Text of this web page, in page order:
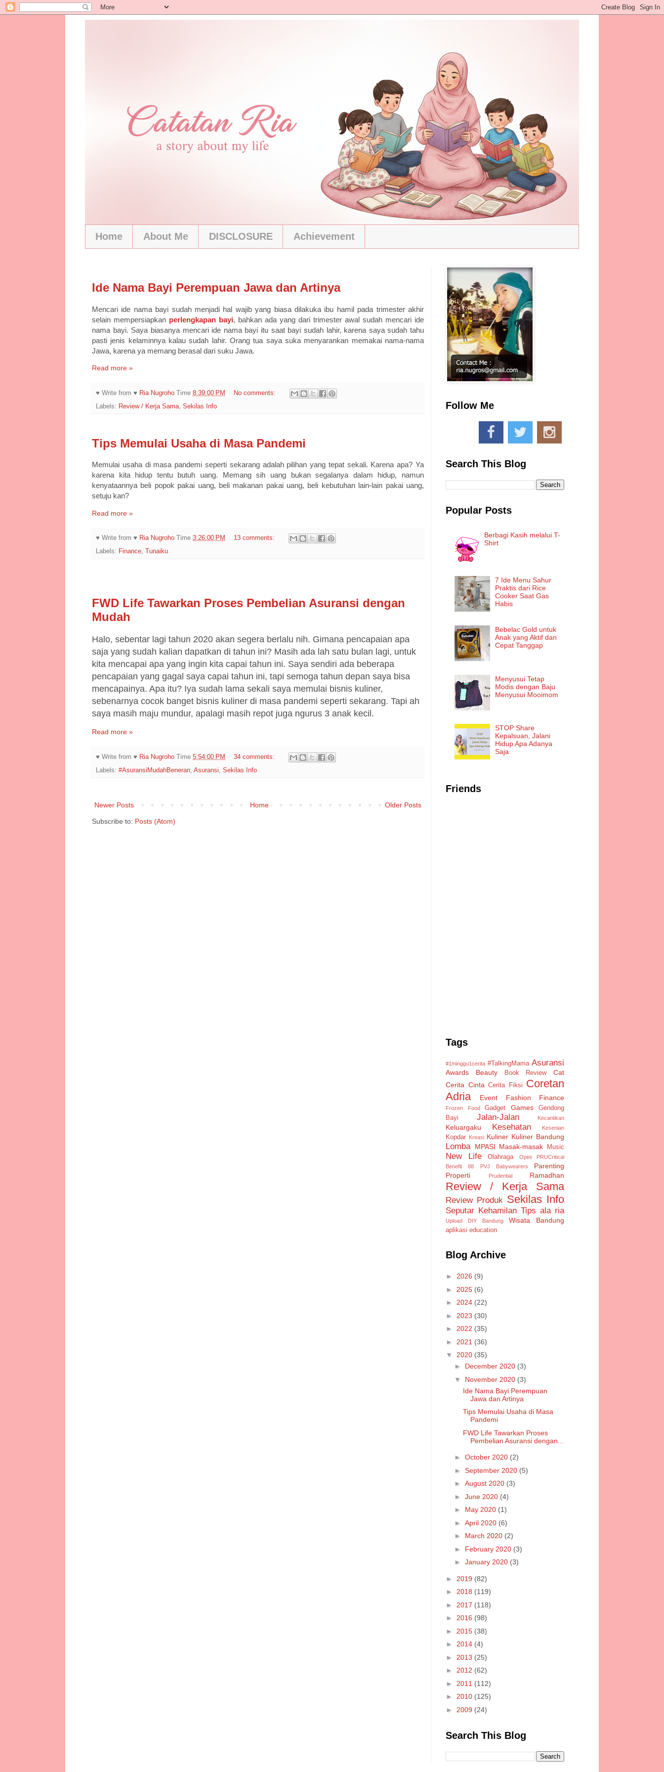
Home About Me DISCLOSURE Achievement
Ide Nama Bayi Perempuan Jawa dan Artinya
Mencari ide nama bayi sudah menjadi hal wajib yang biasa dilakuka ibu hamil pada trimester akhir
selain mempersiapkan perlengkapan bayi, bahkan ada yang dari trimester awal sudah mencari ide
nama bayi. Saya biasanya mencari ide nama bayi itu saat bayi sudah lahir, karena saya sudah tahu
pasti jenis kelaminnya kalau sudah lahir. Orang tua saya suka menyarankan memakai nama-nama
Jawa, karena ya memang berasal dari suku Jawa.
Read more »
♥ Write from ♥ Ria Nugroho Time 8:39:00 PM
No comments:
Labels: Review / Kerja Sama Sekilas Info
Tips Memulai Usaha di Masa Pandemi
Memulai usaha di masa pandemi seperti sekarang adalah pilihan yang tepat sekali. Karena apa? Ya
karena kita hidup tentu butuh uang. Memang sih uang bukan segalanya dalam hidup, namun
kenyataannya beli popok pakai uang, beli makanan pakai uang, beli kebutuhan lain-lain pakai uang,
setuju kan?
Read more »
♥ Write from ♥ Ria Nugroho Time 3:26:00 PM
13 comments:
Labels: Finance, Tunaiku
FWD Life Tawarkan Proses Pembelian Asuransi dengan
Mudah
Halo, sebentar lagi tahun 2020 akan segera berlalu nih. Gimana pencapaian apa
saja yang sudah kalian dapatkan di tahun ini? Masih ada lah satu bulan lagi, untuk
kita mencapai apa yang ingin kita capai tahun ini. Saya sendiri ada beberapa
pencapaian yang gagal saya capai tahun ini, tapi semoga tahun depan saya bisa
mencapainya. Apa itu? Iya sudah lama sekali saya memulai bisnis kuliner,
sebenarnya cocok banget bisnis kuliner di masa pandemi seperti sekarang. Tapi ah
saya masih maju mundur, apalagi masih repot juga ngurus 3 anak kecil.
Read more »
♥ Write from ♥ Ria Nugroho Time 5:54:00 PM
34 comments:
Labels: #AsuransiMudahBeneran Asuransi Sekilas Info
Newer Posts Older Posts
Home
Subscribe to: Posts (Atom)
Follow Me
Search This Blog
Popular Posts
Berbagi Kasih melalui T-
Shirt
7 Ide Menu Sahur
Praktis dari Rice
Cooker Saat Gas
Habis
Bebelac Gold untuk
Anak yang Aktif dan
Cepat Tanggap
Menyusui Tetap
Modis dengan Baju
Menyusui Mooimom
STOP Share
Kepalsuan, Jalani
Hidup Apa Adanya
Saja
Friends
Tags
#1minggu1cerita #TalkingMama Asuransi
Awards Beauty Book Review
Cat
Cerita Cinta Cerita Fiksi
Coretan
Adria
Event Fashion Finance
Frozen Food Gadget Games
Gendong
Bayi
Jalan-Jalan Kecantikan
Keluargaku Kesehatan Kesenian
Kopdar Kreasi Kuliner Kuliner Bandung
Lomba MPASI Masak-masak Music
New Life Olahraga Opini
PRUCritical
Benefit 88
PVJ Babywearers
Parenting
Properti
Prudential Ramadhan
Review / Kerja Sama
Review Produk Sekilas Info
Seputar Kehamilan Tips ala ria
Upload DIY Bandung Wisata Bandung
aplikasi education
Blog Archive
► 2026 (9)
► 2025 (6)
► 2024 (22)
► 2023 (30)
► 2022 (35)
► 2021 (36)
▼ 2020 (35)
► December 2020 (3)
▼ November 2020 (3)
Ide Nama Bayi Perempuan
Jawa dan Artinya
Tips Memulai Usaha di Masa
Pandemi
FWD Life Tawarkan Proses
Pembelian Asuransi dengan...
► October 2020 (2)
► September 2020 (5)
► August 2020 (3)
► June 2020 (4)
► May 2020 (1)
► April 2020 (6)
► March 2020 (2)
► February 2020 (3)
► January 2020 (3)
► 2019 (82)
► 2018 (119)
► 2017 (118)
► 2016 (98)
► 2015 (38)
► 2014 (4)
► 2013 (25)
► 2012 (62)
► 2011 (112)
► 2010 (125)
► 2009 (24)
Search This Blog